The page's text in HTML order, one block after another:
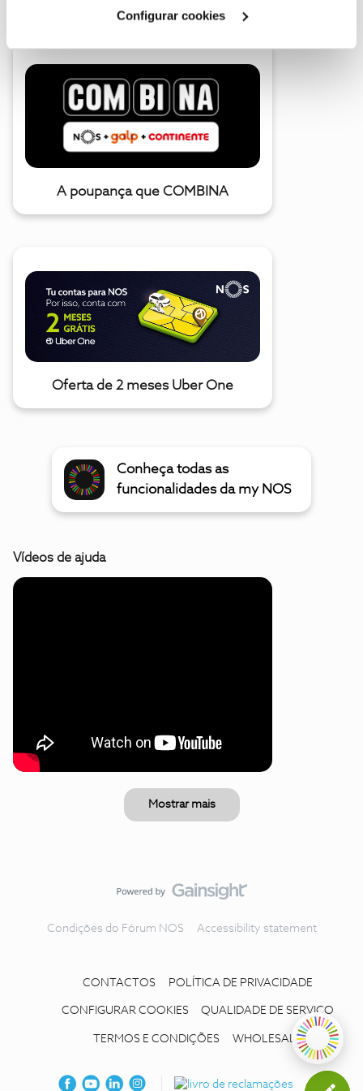
Configurar cookies
A poupança que COMBINA
Oferta de 2 meses Uber One
Conheça todas as
funcionalidades da my NOS
Vídeos de ajuda
Mostrar mais
Condições do Fórum NOS Accessibility statement
CONTACTOS POLÍTICA DE PRIVACIDADE
CONFIGURAR COOKIES QUALIDADE DE SERVIÇO
TERMOS E CONDIÇÕES WHOLESALE